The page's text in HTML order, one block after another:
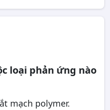
loại phản ứng nào
mạch polymer.